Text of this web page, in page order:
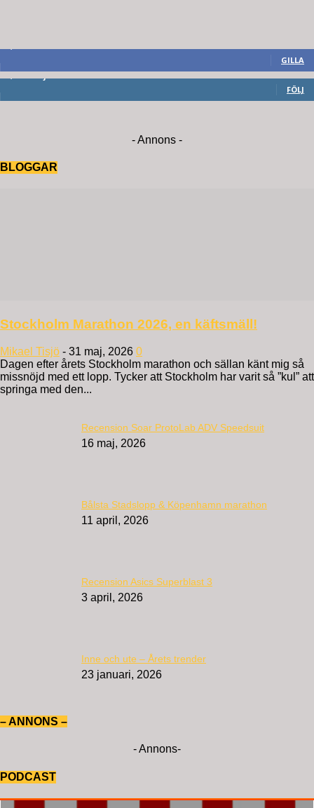
GILLA
FÖLJ
- Annons -
BLOGGAR
Stockholm Marathon 2026, en käftsmäll!
Mikael Tisjö - 31 maj, 2026 0
Dagen efter årets Stockholm marathon och sällan känt mig så
missnöjd med ett lopp. Tycker att Stockholm har varit så ”kul” att
springa med den...
Recension Soar ProtoLab ADV Speedsuit
16 maj, 2026
Bålsta Stadslopp & Köpenhamn marathon
11 april, 2026
Recension Asics Superblast 3
3 april, 2026
Inne och ute – Årets trender
23 januari, 2026
– ANNONS –
- Annons-
PODCAST